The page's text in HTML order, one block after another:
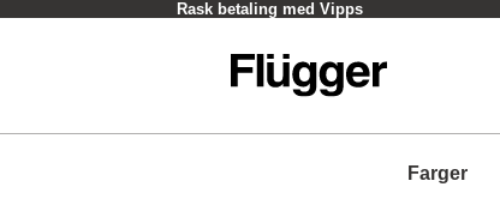
Rask betaling med Vipps
Farger